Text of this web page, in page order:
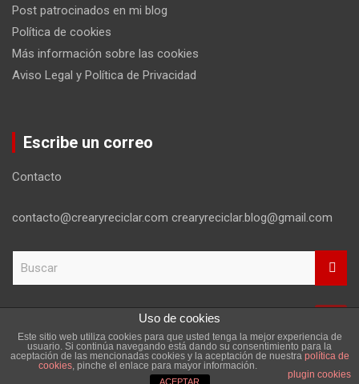
Post patrocinados en mi blog
Política de cookies
Más información sobre las cookies
Aviso Legal y Política de Privacidad
Escribe un correo
Contacto
contacto@crearyreciclar.com crearyreciclar.blog@gmail.com
c
Copyright ©2026
Aviso Legal y Política de Privacidad
Tema por:Theme Horse Funciona gracias a:
Uso de cookies
Este sitio web utiliza cookies para que usted tenga la mejor experiencia de
usuario. Si continúa navegando está dando su consentimiento para la
aceptación de las mencionadas cookies y la aceptación de nuestra política de
cookies, pinche el enlace para mayor información.
plugin cookies
ACEPTAR